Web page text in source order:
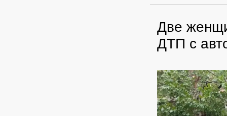
Две
ДТП с